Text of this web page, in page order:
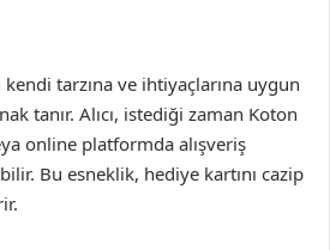
kendi tarzına ve ihtiyaçlarına uygun
tanır. Alıcı, istediği zaman Koton
online platformda alışveriş
Bu esneklik, hediye kartını cazip